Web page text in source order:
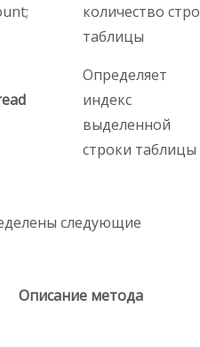
количество
таблицы
Определяет
индекс
выделенной
строки таблицы
следующие
Описание метода